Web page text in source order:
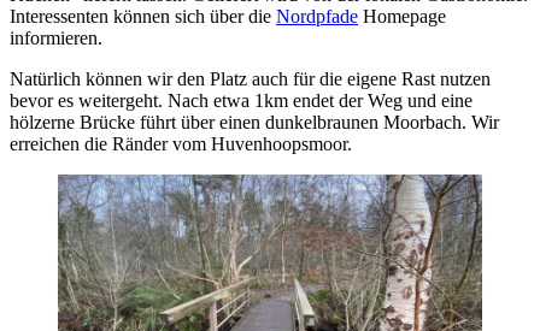
Interessenten können sich über die Nordpfade Homepage
informieren.
Natürlich können wir den Platz auch für die eigene Rast nutzen
bevor es weitergeht. Nach etwa 1km endet der Weg und eine
hölzerne Brücke führt über einen dunkelbraunen Moorbach. Wir
erreichen die Ränder vom Huvenhoopsmoor.